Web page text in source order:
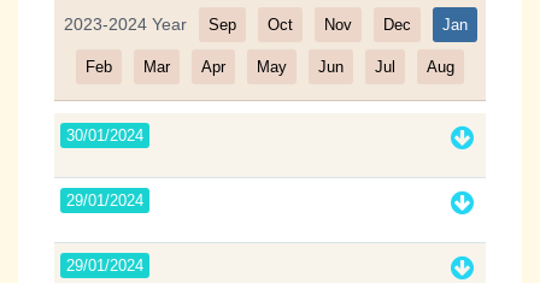
Filter
2023-2024 Year Sep Oct Nov Dec Jan
Feb Mar Apr May Jun Jul Aug
30/01/2024
29/01/2024
29/01/2024